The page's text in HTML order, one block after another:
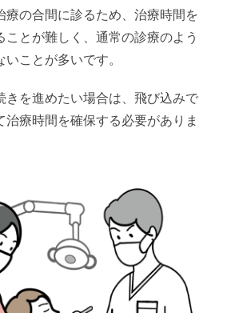
療の合間に診るため、治療時間を
ことが難しく、通常の診療のよう
ことが多いです。
きを進めたい場合は、飛び込みで
治療時間を確保する必要がありま